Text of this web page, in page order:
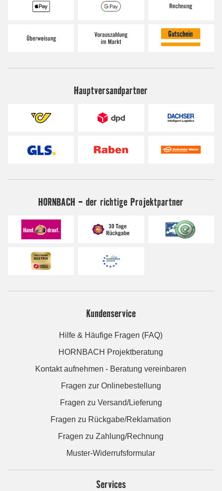
Hauptversandpartner
HORNBACH - der richtige Projektpartner
Kundenservice
Hilfe & Häufige Fragen (FAQ)
HORNBACH Projektberatung
Kontakt aufnehmen - Beratung vereinbaren
Fragen zur Onlinebestellung
Fragen zu Versand/Lieferung
Fragen zu Rückgabe/Reklamation
Fragen zu Zahlung/Rechnung
Muster-Widerrufsformular
Services